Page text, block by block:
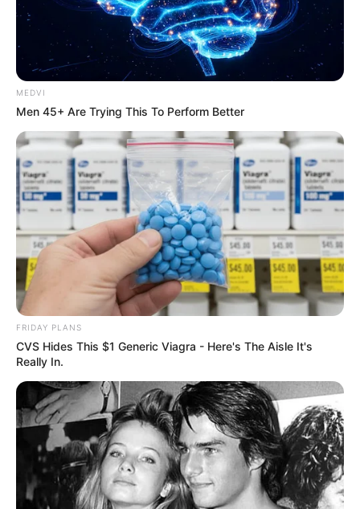
ดูดวง พยากรณ์ดวงชะตา คนเกิดประจำวันเสาร์
ดูดวงไพ่ยิปซีกับ อาจารย์ คฑา (คำทำนายในช่วงเวลา
เดือนกรกฎาคม 2557)
ความรักมีความสุขดีและจะได้เจอความรักใหม่ถูกใจ ถ้ามีคู่
อยู่แล้วต้องระวังเรื่องรักสามเศร้า จะมีลาภลอยแบบ
ฟลุ๊คๆเข้ามา การลงทุนได้รับผลตอบแทนคุ้มค่า
ดวงประจำวันเกิด ดวงวันเกิด ดูดวง
ดูดวงกรกฎาคม
ดูดวงประจำวันเกิด
ดูดวงเดือนกรกฎาคม
อ คฑา
อ.คฑา ชินบัญชร
MEDVI
Men 45+ Are Trying This To Perform Better
FRIDAY PLANS
CVS Hides This $1 Generic Viagra - Here's The Aisle It's
Really In.